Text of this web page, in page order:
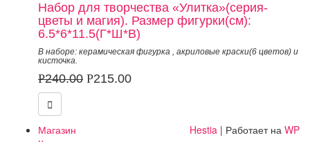
Набор для творчества «Улитка»(серия-
цветы и магия). Размер фигурки(см):
6.5*6*11.5(Г*Ш*В)
В наборе: керамическая фигурка , акриловые краски(6 цветов) и
кисточка.
Р240.00 Р215.00
Магазин
Hestia | Работает на WP